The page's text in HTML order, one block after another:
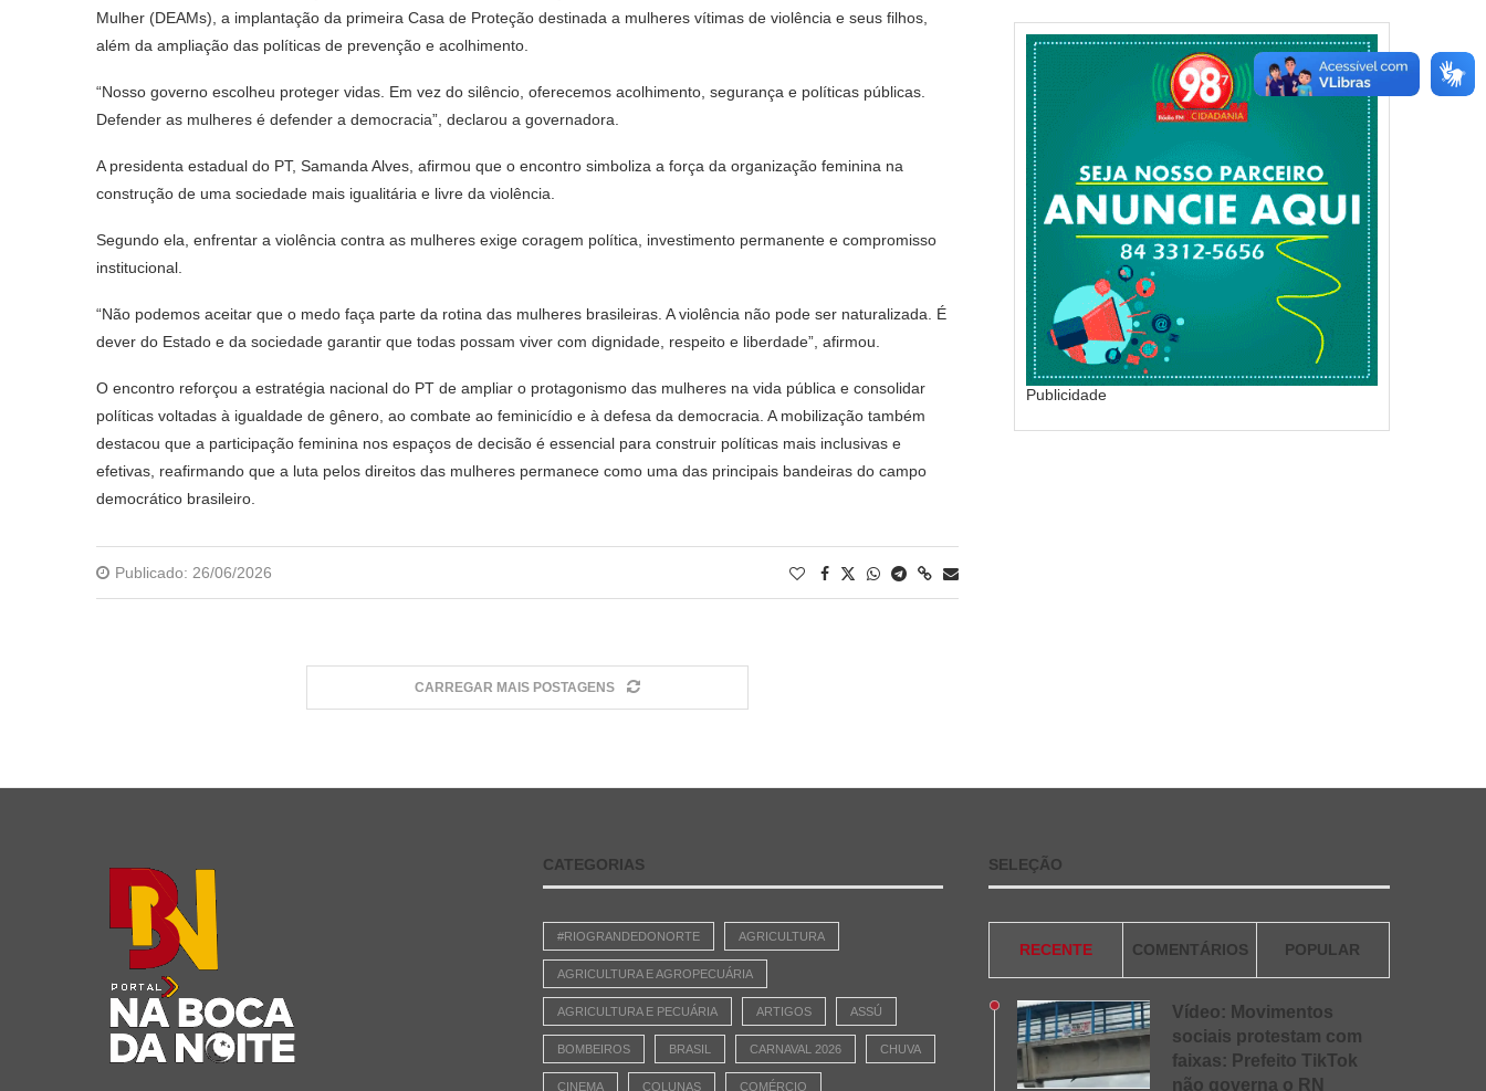
Mulher (DEAMs), a implantação da primeira Casa de Proteção destinada a mulheres vítimas de violência e seus filhos,
além da ampliação das políticas de prevenção e acolhimento.
“Nosso governo escolheu proteger vidas. Em vez do silêncio, oferecemos acolhimento, segurança e políticas públicas.
Defender as mulheres é defender a democracia”, declarou a governadora.
A presidenta estadual do PT, Samanda Alves, afirmou que o encontro simboliza a força da organização feminina na
construção de uma sociedade mais igualitária e livre da violência.
Segundo ela, enfrentar a violência contra as mulheres exige coragem política, investimento permanente e compromisso
institucional.
“Não podemos aceitar que o medo faça parte da rotina das mulheres brasileiras. A violência não pode ser naturalizada. É
dever do Estado e da sociedade garantir que todas possam viver com dignidade, respeito e liberdade”, afirmou.
O encontro reforçou a estratégia nacional do PT de ampliar o protagonismo das mulheres na vida pública e consolidar
políticas voltadas à igualdade de gênero, ao combate ao feminicídio e à defesa da democracia. A mobilização também
destacou que a participação feminina nos espaços de decisão é essencial para construir políticas mais inclusivas e
efetivas, reafirmando que a luta pelos direitos das mulheres permanece como uma das principais bandeiras do campo
democrático brasileiro.
Publicado: 26/06/2026
CARREGAR MAIS POSTAGENS
Publicidade
CATEGORIAS
#RIOGRANDEDONORTE AGRICULTURA
AGRICULTURA E AGROPECUÁRIA
AGRICULTURA E PECUÁRIA ARTIGOS ASSÚ
BOMBEIROS BRASIL CARNAVAL 2026 CHUVA
CINEMA COLUNAS COMÉRCIO
SELEÇÃO
RECENTE COMENTÁRIOS POPULAR
Vídeo: Movimentos
sociais protestam com
faixas: Prefeito TikTok
não governa o RN